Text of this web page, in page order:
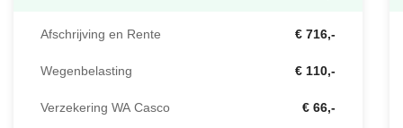
Afschrijving en Rente € 716,-
Wegenbelasting € 110,-
Verzekering WA Casco € 66,-